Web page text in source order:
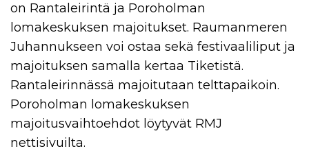
on Rantaleirintä ja Poroholman
lomakeskuksen majoitukset. Raumanmeren
Juhannukseen voi ostaa sekä festivaaliliput ja
majoituksen samalla kertaa Tiketistä.
Rantaleirinnässä majoitutaan telttapaikoin.
Poroholman lomakeskuksen
majoitusvaihtoehdot löytyvät RMJ
nettisivuilta.